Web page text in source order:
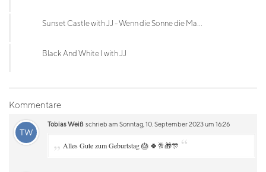
Sunset Castle with JJ - Wenn die Sonne die Ma...
Black And White I with JJ
Kommentare
TW
Tobias Weiß schrieb am Sonntag, 10. September 2023 um 16:26
„ Alles Gute zum Geburtstag 🎂 🍀🥂🎁🎊 “